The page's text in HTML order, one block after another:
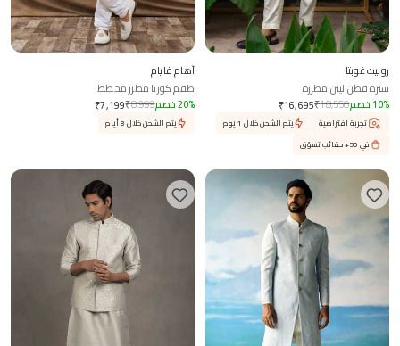
رونيت غوبتا
سترة قطن لينن مطرزة
₹16,695₹18,550 10% خصم
تجربة افتراضية
يتم الشحن خلال 1 يوم
في 50+ حقائب تسوّق
آهام فايام
طقم كورتا مطرز مخطط
₹7,199₹8,999 20% خصم
يتم الشحن خلال 8 أيام